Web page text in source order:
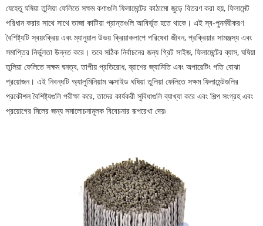
যেহেতু ঘষিয়া তুলিয়া ফেলিতে সক্ষম কণাগুলি ফিলামেন্টের কাঠামো জুড়ে বিতরণ করা হয়, ফিলামেন্ট
পরিধান করার সাথে সাথে তাজা কাটিয়া প্রান্তগুলি আবির্ভূত হতে থাকে। এই স্ব-পুনর্নবীকরণ
বৈশিষ্ট্যটি স্বয়ংক্রিয় এবং ম্যানুয়াল উভয় ক্রিয়াকলাপে পরিষেবা জীবন, প্রক্রিয়ার সামঞ্জস্য এবং
সমাপ্তির নির্ভুলতা উন্নত করে। তবে সঠিক নির্বাচনের জন্য গ্রিট সাইজ, ফিলামেন্টের ব্যাস, ঘষিয়া
তুলিয়া ফেলিতে সক্ষম ঘনত্ব, তাপীয় প্রতিরোধ, ব্রাশের জ্যামিতি এবং অপারেটিং গতি বোঝা
প্রয়োজন। এই নিবন্ধটি অ্যালুমিনিয়াম অক্সাইড ঘষিয়া তুলিয়া ফেলিতে সক্ষম ফিলামেন্টগুলির
প্রকৌশল বৈশিষ্ট্যগুলি পরীক্ষা করে, তাদের কার্যকরী সুবিধাগুলি ব্যাখ্যা করে এবং শিল্প সংগ্রহ এবং
প্রয়োগের মিলের জন্য সমালোচনামূলক বিবেচনার রূপরেখা দেয়৷